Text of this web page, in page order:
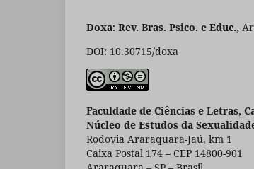
Doxa: Rev. Bras. Psico. e Educ.,
DOI: 10.30715/doxa
Faculdade de Ciências e Letras,
Núcleo de Estudos da
Rodovia Araraquara-Jaú, km 1
Caixa Postal 174 – CEP 14800-901